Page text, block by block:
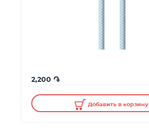
2,200 ֏
Добавить в корзину